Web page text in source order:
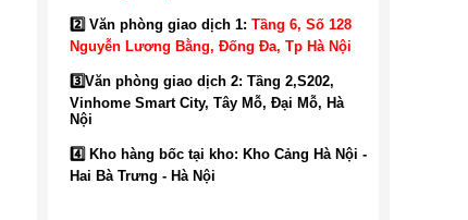
2️⃣ Văn phòng giao dịch 1: Tầng 6, Số 128
Nguyễn Lương Bằng, Đống Đa, Tp Hà Nội
3️⃣Văn phòng giao dịch 2: Tầng 2,S202,
Vinhome Smart City, Tây Mỗ, Đại Mỗ, Hà
Nội
4️⃣ Kho hàng bốc tại kho: Kho Cảng Hà Nội -
Hai Bà Trưng - Hà Nội